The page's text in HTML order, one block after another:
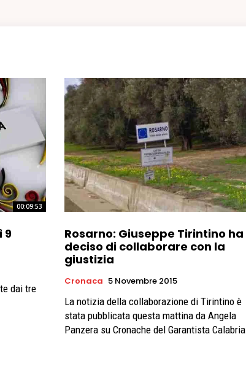
00:09:53
9
dai tre
Rosarno: Giuseppe Tirintino ha
deciso di collaborare con la
giustizia
Cronaca 5 Novembre 2015
La notizia della collaborazione di Tirintino è
stata pubblicata questa mattina da Angela
Panzera su Cronache del Garantista Calabria